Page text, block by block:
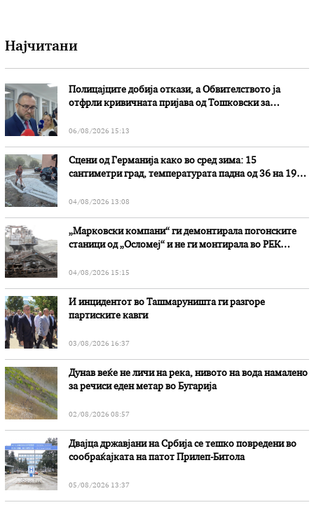
Најчитани
Полицајците добија откази, а Обвителството ја
отфрли кривичната пријава од Тошковски за
06/08/2026 15:13
Сцени од Германија како во сред зима: 15
сантиметри град, температурата падна од 36 на 19
04/08/2026 13:08
„Марковски компани“ ги демонтирала погонските
станици од „Осломеј“ и не ги монтирала во РЕК
04/08/2026 15:15
И инцидентот во Ташмаруништa ги разгоре
партиските кавги
03/08/2026 16:37
Дунав веќе не личи на река, нивото на вода намалено
за речиси еден метар во Бугарија
02/08/2026 08:57
Двајца државјани на Србија се тешко повредени во
сообраќајката на патот Прилеп-Битола
05/08/2026 13:37